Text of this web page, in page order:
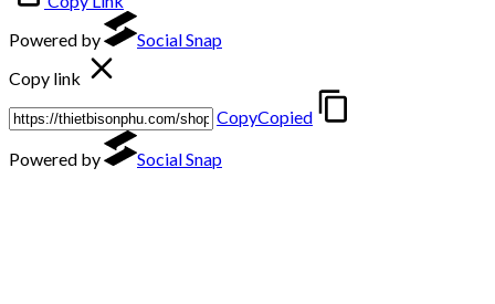
Powered by
Social Snap
Copy link
CopyCopied
Powered by
Social Snap